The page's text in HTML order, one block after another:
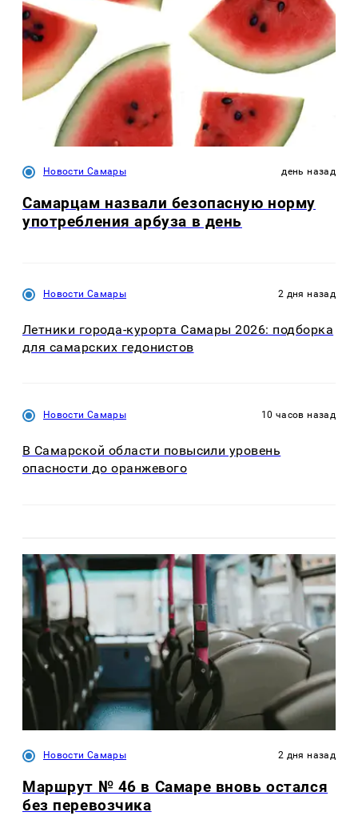
Новости Самары день назад
Самарцам назвали безопасную норму
употребления арбуза в день
Новости Самары 2 дня назад
Летники города-курорта Самары 2026: подборка
для самарских гедонистов
Новости Самары 10 часов назад
В Самарской области повысили уровень
опасности до оранжевого
Новости Самары 2 дня назад
Маршрут № 46 в Самаре вновь остался
без перевозчика